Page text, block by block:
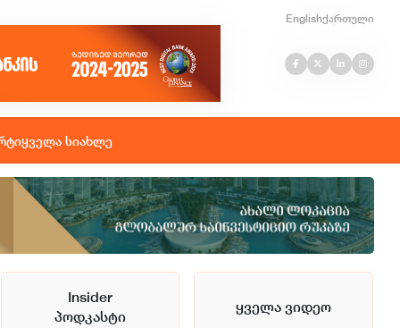
Englishქართული
ყველა სიახლე
Insider
პოდკასტი
ყველა ვიდეო